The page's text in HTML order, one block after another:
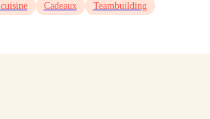
Cadeaux Teambuilding